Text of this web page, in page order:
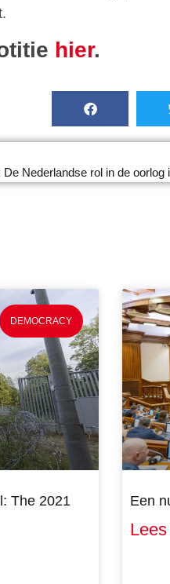
hier.
Nederlandse rol in de oorlog
DEMOCRACY
The 2021
Een